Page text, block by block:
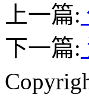
上一篇:
下一篇: